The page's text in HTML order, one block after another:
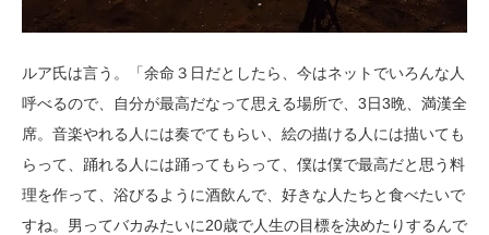
ルア氏は言う。「余命３日だとしたら、今はネットでいろんな人
呼べるので、自分が最高だなって思える場所で、3日3晩、満漢全
席。音楽やれる人には奏でてもらい、絵の描ける人には描いても
らって、踊れる人には踊ってもらって、僕は僕で最高だと思う料
理を作って、浴びるように酒飲んで、好きな人たちと食べたいで
すね。男ってバカみたいに20歳で人生の目標を決めたりするんで